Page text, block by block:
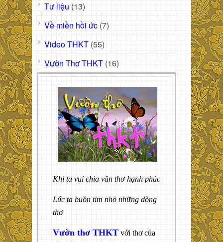
Tư liệu (13)
Về miền hồi ức (7)
Video THKT (55)
Vườn Thơ THKT (16)
Khi ta vui chia vần thơ hạnh phúc
Lúc ta buồn tim nhỏ những dòng
thơ
Vườn thơ THKT với thơ của